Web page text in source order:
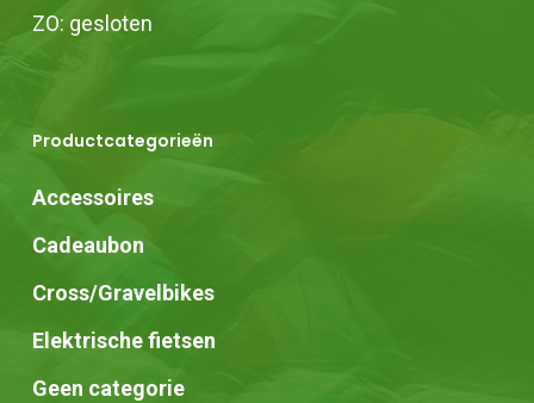
ZO: gesloten
Productcategorieën
Accessoires
Cadeaubon
Cross/Gravelbikes
Elektrische fietsen
Geen categorie